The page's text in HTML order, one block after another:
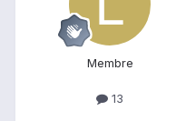
Membre
13